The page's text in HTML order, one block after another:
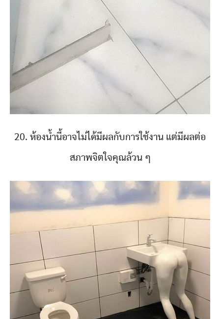
20. ห้องน้ำนี้อาจไม่ได้มีผลกับการใช้งาน แต่มีผลต่อ
สภาพจิตใจคุณล้วน ๆ